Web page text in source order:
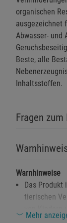
organischen
ausgezeichnet
Abwasser- und
Beste, alle
Inhaltsstoffen.
Fragen
Warnhinweise
Das Produkt
tierischen
Mehr